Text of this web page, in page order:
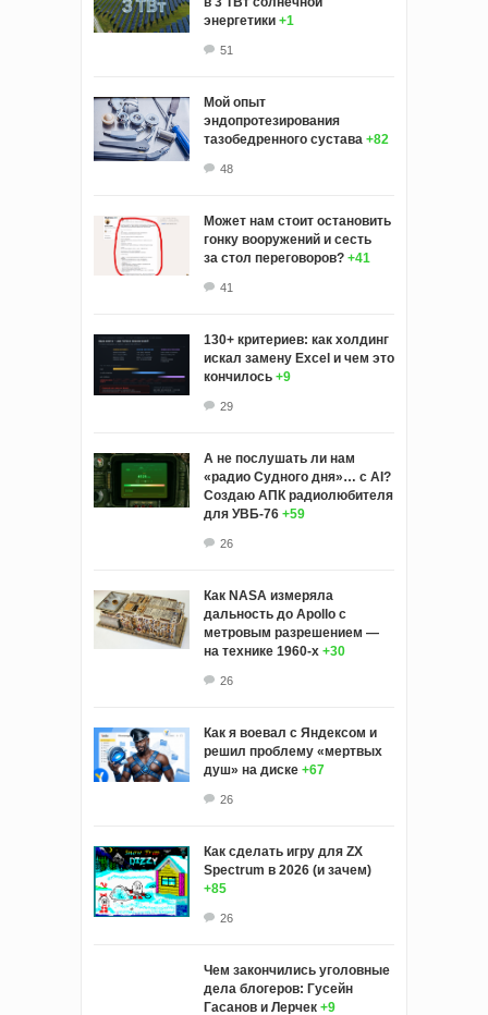
энергетики +1
51
Мой опыт
эндопротезирования
тазобедренного сустава +82
48
Может нам стоит остановить
гонку вооружений и сесть
за стол переговоров? +41
41
130+ критериев: как холдинг
искал замену Excel и чем это
кончилось +9
29
А не послушать ли нам
«радио Судного дня»… с AI?
Создаю АПК радиолюбителя
для УВБ-76 +59
26
Как NASA измеряла
дальность до Apollo с
метровым разрешением —
на технике 1960-х +30
26
Как я воевал с Яндексом и
решил проблему «мертвых
душ» на диске +67
26
Как сделать игру для ZX
Spectrum в 2026 (и зачем)
+85
26
Чем закончились уголовные
дела блогеров: Гусейн
Гасанов и Лерчек +9